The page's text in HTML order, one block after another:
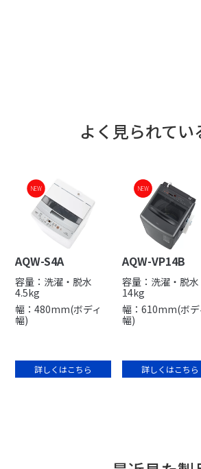
よく見られてい
NEW
AQW-S4A
容量：洗濯・脱水
4.5kg
幅：480mm(ボディ
幅)
詳しくはこちら
NEW
NEW
AQW-VP14B
容量：洗濯・脱水
14kg
幅：610mm(ボデ
幅)
詳しくはこちら